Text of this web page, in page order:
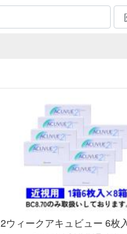
2ウィークアキュビュー 6枚